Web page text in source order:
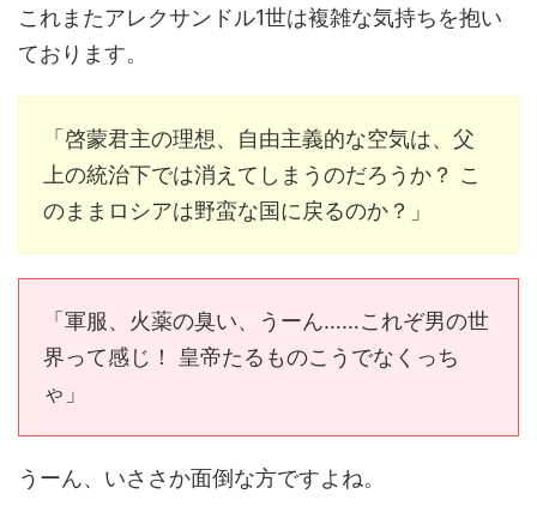
これまたアレクサンドル1世は複雑な気持ちを抱い
ております。
「啓蒙君主の理想、自由主義的な空気は、父
上の統治下では消えてしまうのだろうか？ こ
のままロシアは野蛮な国に戻るのか？」
「軍服、火薬の臭い、うーん……これぞ男の世
界って感じ！ 皇帝たるものこうでなくっち
ゃ」
うーん、いささか面倒な方ですよね。